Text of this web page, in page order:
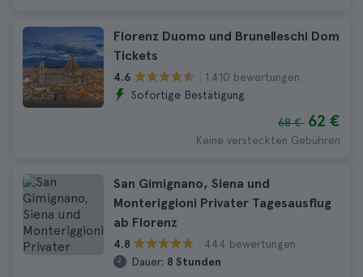
Florenz Duomo und Brunelleschi Dom
Tickets
4.6
1.410 bewertungen
Sofortige Bestätigung
68 € 62 €
Keine versteckten Gebühren
San Gimignano, Siena und
Monteriggioni Privater Tagesausflug
ab Florenz
4.8
444 bewertungen
Dauer: 8 Stunden